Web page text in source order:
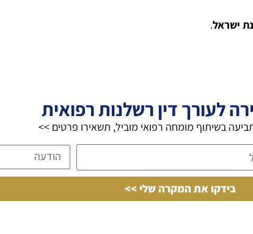
ישראל.
לעורך דין רשלנות רפואית
בשיתוף מומחה רפואי מוביל, תשאירו פרטים >>
בידקו את המקרה שלי >>